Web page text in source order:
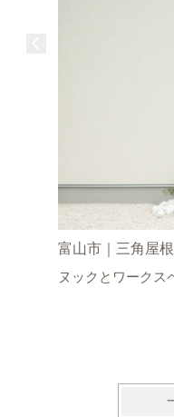
富山市｜三角屋
ヌックとワークス